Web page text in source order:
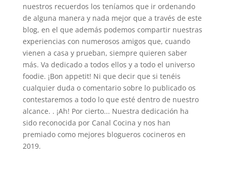
nuestros recuerdos los teníamos que ir ordenando
de alguna manera y nada mejor que a través de este
blog, en el que además podemos compartir nuestras
experiencias con numerosos amigos que, cuando
vienen a casa y prueban, siempre quieren saber
más. Va dedicado a todos ellos y a todo el universo
foodie. ¡Bon appetit! Ni que decir que si tenéis
cualquier duda o comentario sobre lo publicado os
contestaremos a todo lo que esté dentro de nuestro
alcance. . ¡Ah! Por cierto... Nuestra dedicación ha
sido reconocida por Canal Cocina y nos han
premiado como mejores blogueros cocineros en
2019.